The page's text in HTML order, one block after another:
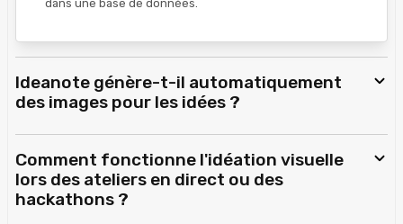
dans une base de données.
Ideanote génère-t-il automatiquement
des images pour les idées ?
Comment fonctionne l'idéation visuelle
lors des ateliers en direct ou des
hackathons ?